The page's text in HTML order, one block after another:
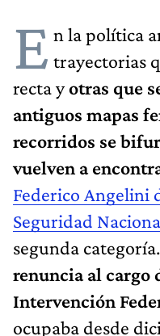
E n la política
trayectorias
recta yotras que
antiguos mapas
recorridos se
vuelven a
Federico Angelini
Seguridad
segunda categoría.
renuncia al cargo
Intervención
ocupaba desde